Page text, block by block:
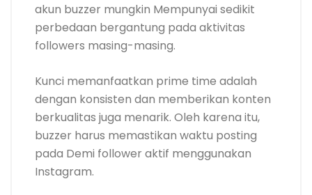
akun buzzer mungkin Mempunyai sedikit
perbedaan bergantung pada aktivitas
followers masing-masing.
Kunci memanfaatkan prime time adalah
dengan konsisten dan memberikan konten
berkualitas juga menarik. Oleh karena itu,
buzzer harus memastikan waktu posting
pada Demi follower aktif menggunakan
Instagram.